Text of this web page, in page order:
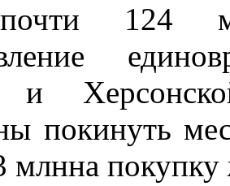
124
и
покинуть
млнна покупку